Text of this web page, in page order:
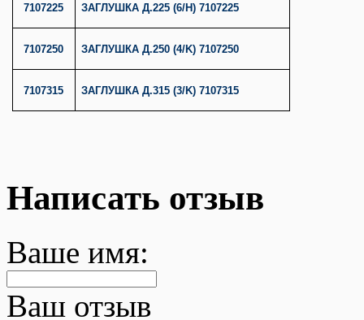
7107225 ЗАГЛУШКА Д.225 (6/H) 7107225
7107250 ЗАГЛУШКА Д.250 (4/K) 7107250
7107315 ЗАГЛУШКА Д.315 (3/K) 7107315
Написать отзыв
Ваше имя:
Ваш отзыв